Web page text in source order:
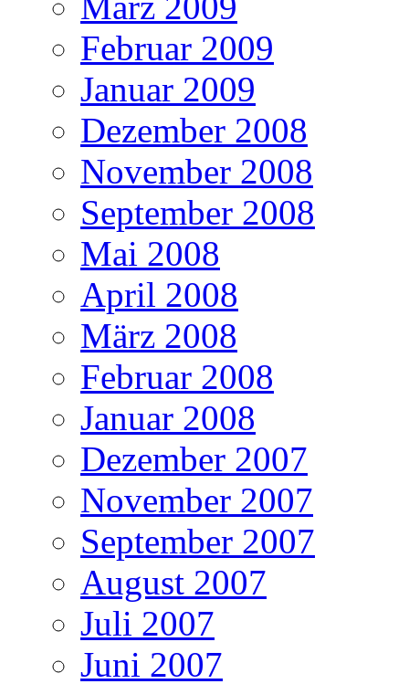
Februar 2009
Januar 2009
Dezember 2008
November 2008
September 2008
Mai 2008
April 2008
März 2008
Februar 2008
Januar 2008
Dezember 2007
November 2007
September 2007
August 2007
Juli 2007
Juni 2007